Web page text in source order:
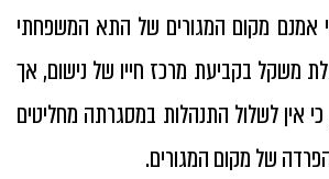
אמנם מקום המגורים של התא המשפחתי
משקל בקביעת מרכז חייו של נישום, אך
אין לשלול התנהלות במסגרתה מחליטים
של מקום המגורים.